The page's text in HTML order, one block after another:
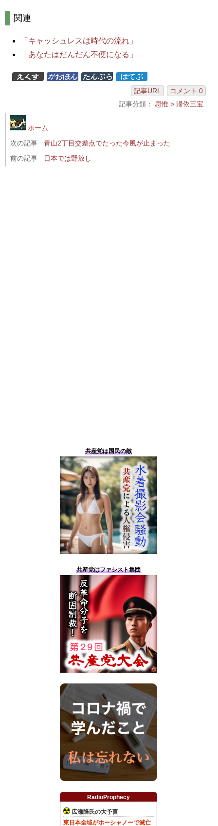
関連
「キャッシュレスは時代の流れ」
「あなたはだんだん不便になる」
記事URL
コメント 0
記事分類： 思惟 > 帰依三宝
ホーム
次の記事
青山2丁目交差点でたった今風が止まった
前の記事
日本では野放し
共産党は国民の敵
共産党はファシスト集団